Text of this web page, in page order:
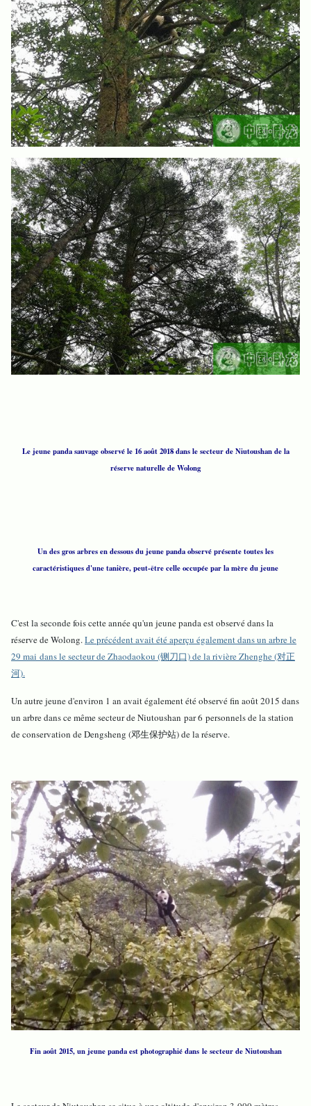
Le jeune panda sauvage observé le 16 août 2018 dans le secteur de Niutoushan de la
réserve naturelle de Wolong
Un des gros arbres en dessous du jeune panda observé présente toutes les
caractéristiques d'une tanière, peut-être celle occupée par la mère du jeune
C'est la seconde fois cette année qu'un jeune panda est observé dans la
réserve de Wolong.Le précédent avait été aperçu également dans un arbre le
29 mai dans le secteur de Zhaodaokou (铡刀口) de la rivière Zhenghe (对正
河).
Un autre jeune d'environ 1 an avait également été observé fin août 2015 dans
un arbre dans ce même secteur de Niutoushan par 6 personnels de la station
de conservation de Dengsheng (邓生保护站) de la réserve.
Fin août 2015, un jeune panda est photographié dans le secteur de Niutoushan